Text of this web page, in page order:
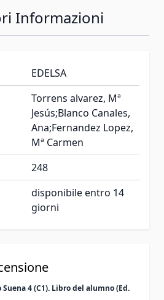
Informazioni
EDELSA
Torrens alvarez, Mª
Jesús;Blanco Canales,
Ana;Fernandez Lopez,
Mª Carmen
248
disponibile entro 14
giorni
Suena 4 (C1). Libro del alumno (Ed.